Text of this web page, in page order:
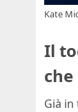
Kate
Il
Già